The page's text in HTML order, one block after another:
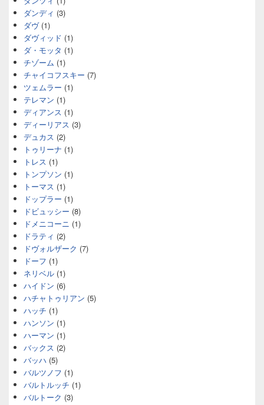
ダンディ (3)
ダヴ(1)
ダヴィッド (1)
ダ・モッタ (1)
チゾーム (1)
チャイコフスキー (7)
ツェムラー (1)
テレマン (1)
ディアンス (1)
ディーリアス (3)
デュカス (2)
トゥリーナ (1)
トレス (1)
トンプソン (1)
トーマス (1)
ドップラー (1)
ドビュッシー (8)
ドメニコーニ (1)
ドラティ (2)
ドヴォルザーク (7)
ドーフ (1)
ネリベル (1)
ハイドン (6)
ハチャトゥリアン (5)
ハッチ (1)
ハンソン (1)
ハーマン (1)
バックス (2)
バッハ (5)
バルツノフ (1)
バルトルッチ (1)
バルトーク (3)